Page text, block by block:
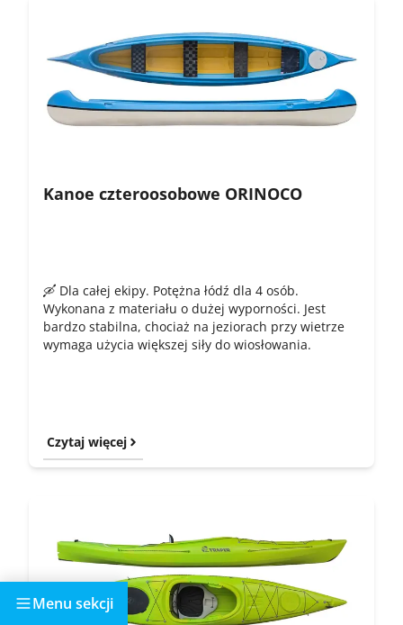
Kanoe czteroosobowe ORINOCO
🛶 Dla całej ekipy. Potężna łódź dla 4 osób.
Wykonana z materiału o dużej wyporności. Jest
bardzo stabilna, chociaż na jeziorach przy wietrze
wymaga użycia większej siły do wiosłowania.
Czytaj więcej
Menu sekcji